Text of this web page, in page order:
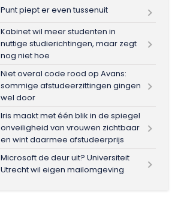
Punt piept er even tussenuit
Kabinet wil meer studenten in
nuttige studierichtingen, maar zegt
nog niet hoe
Niet overal code rood op Avans:
sommige afstudeerzittingen gingen
wel door
Iris maakt met één blik in de spiegel
onveiligheid van vrouwen zichtbaar
en wint daarmee afstudeerprijs
Microsoft de deur uit? Universiteit
Utrecht wil eigen mailomgeving